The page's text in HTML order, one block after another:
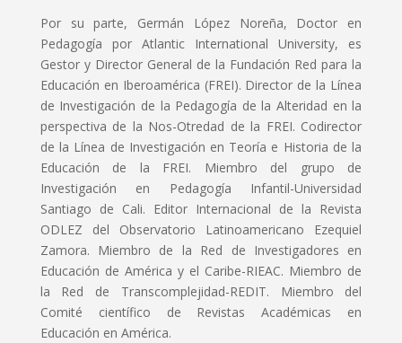
Por su parte, Germán López Noreña, Doctor en
Pedagogía por Atlantic International University, es
Gestor y Director General de la Fundación Red para la
Educación en Iberoamérica (FREI). Director de la Línea
de Investigación de la Pedagogía de la Alteridad en la
perspectiva de la Nos-Otredad de la FREI. Codirector
de la Línea de Investigación en Teoría e Historia de la
Educación de la FREI. Miembro del grupo de
Investigación en Pedagogía Infantil-Universidad
Santiago de Cali. Editor Internacional de la Revista
ODLEZ del Observatorio Latinoamericano Ezequiel
Zamora. Miembro de la Red de Investigadores en
Educación de América y el Caribe-RIEAC. Miembro de
la Red de Transcomplejidad-REDIT. Miembro del
Comité científico de Revistas Académicas en
Educación en América.